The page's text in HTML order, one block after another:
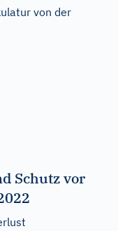
von der
Schutz vor